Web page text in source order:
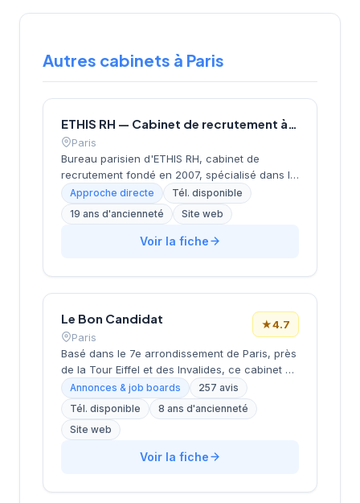
Autres cabinets à Paris
Paris
Bureau parisien d'ETHIS RH, cabinet de
recrutement fondé en 2007, spécialisé dans le
conseil en ressources humaines, le
recrutement de cadres et dirigeants, le
coaching et l'outplacement. Situé au 16 rue de
Monceau dans le 8e arrondissement de Paris,
Approche directe
Tél. disponible
19 ans d'ancienneté
Site web
Voir la fiche
Le Bon Candidat
Paris
★4.7
Basé dans le 7e arrondissement de Paris, près
de la Tour Eiffel et des Invalides, ce cabinet de
recrutement bénéficie d'une localisation
prestigieuse au cœur de la capitale. Installé
rue de Bellechasse, il accompagne les
entreprises dans leurs recrutements avec une
approche personnalisée. La structure affiche
Annonces & job boards
257 avis
Tél. disponible
8 ans d'ancienneté
Site web
Voir la fiche